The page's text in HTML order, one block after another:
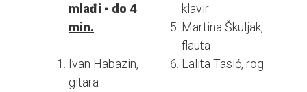
mlađi - do 4
min.
Ivan Habazin,
gitara
klavir
Martina Škuljak,
flauta
Lalita Tasić, rog